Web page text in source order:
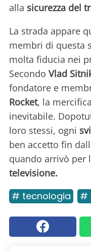
alla sicurezza del
La strada appare
membri di questa
molta fiducia nei
Secondo Vlad
fondatore e
Rocket, la
inevitabile.
loro stessi, ogni
ben accetto fin
quando arrivò per
televisione.
# tecnologia #